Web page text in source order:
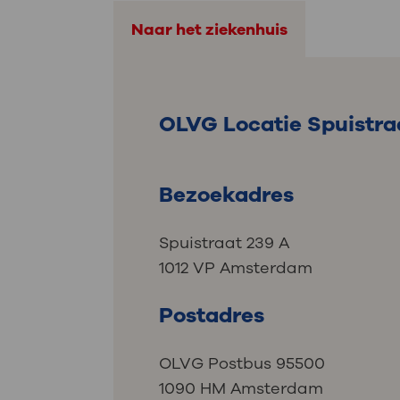
Naar het ziekenhuis
OLVG Locatie
Bezoekadres
Spuistraat 239 A
1012 VP Amsterdam
Postadres
OLVG Postbus 95500
1090 HM Amsterdam